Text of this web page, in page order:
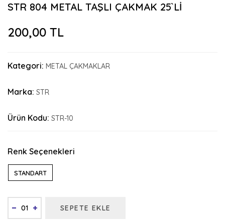
STR 804 METAL TAŞLI ÇAKMAK 25`Lİ
200,00 TL
Kategori: METAL ÇAKMAKLAR
Marka: STR
Ürün Kodu: STR-10
Renk Seçenekleri
STANDART
SEPETE EKLE